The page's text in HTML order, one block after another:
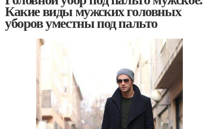
Какие виды мужских головных
уборов уместны под пальто